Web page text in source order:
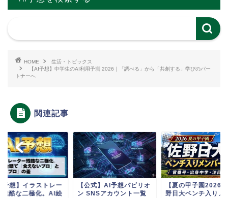
HOME
生活・トピックス
【AI予想】中学生のAI利用予測 2026｜「調べる」から「共創する」学びのパー
トナーへ
関連記事
予想】イラストレー
残酷な二極化。AI絵
【公式】AI予想パビリオ
ン SNSアカウント一覧
【夏の甲子園2026
野日大ベンチ入りメ